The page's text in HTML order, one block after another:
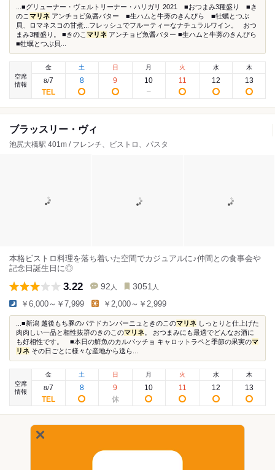
...■グリューナー・ヴェルトリーナー・ハリガリ 2021 ■おつまみ3種盛り ■き
のこ マリネ アンチョビ魚醤バター ■生ハムと牛蒡のきんぴら ■牡蠣とつぶ
貝、ロマネスコの甘煮...フレッシュでフルーティーなナチュラルワイン。 おつ
まみ3種盛り。 ■きのこ マリネ アンチョビ魚醤バター ■生ハムと牛蒡のきんぴら
■牡蠣とつぶ貝...
空席
情報
金
8/7
土
8
日
9
月
10
火
11
水
12
木
13
ブラッスリー・ヴィ
池尻大橋駅 401m / フレンチ、ビストロ、パスタ
本格ビストロ料理を落ち着いた空間でカジュアルに♪仲間との食事会や
記念日誕生日に◎
3.22 92 人 3051 人
￥6,000～￥7,999 ￥2,000～￥2,999
...■新潟 越後もち豚のパテドカンパーニュときのこのマリネ しっとりと仕上げた
肉肉しい一品と相性抜群のきのこのマリネ 。 おつまみにも最適でどんなお酒に
も好相性です。 ■本日の鮮魚のカルパッチョ キャロットラペと季節の果実のマ
リネ その日ごとに様々な産地から送ら...
空席
情報
金
8/7
土
8
日
9
月
10
火
11
水
12
木
13